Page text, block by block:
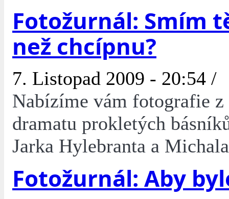
Fotožurnál: Smím
než chcípnu?
7. Listopad 2009 - 20:54 /
Nabízíme vám fotografie
dramatu prokletých
Jarka Hylebranta a
Fotožurnál: Aby